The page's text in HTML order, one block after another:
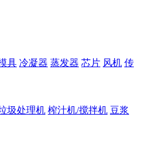
具 冷凝器 蒸发器 芯片 风机 传
圾处理机 榨汁机/搅拌机 豆浆